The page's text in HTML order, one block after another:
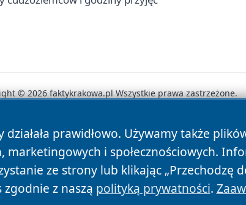
prawidłowo. Używamy także
marketingowych i społecznościowych.
ze strony lub klikając „Przechodzę
z naszą polityką prywatności.
© 2026 faktykrakowa.pl Wszystkie prawa zastrzeżone.
Autorzy Polityka Prywatności Polityka Cookies